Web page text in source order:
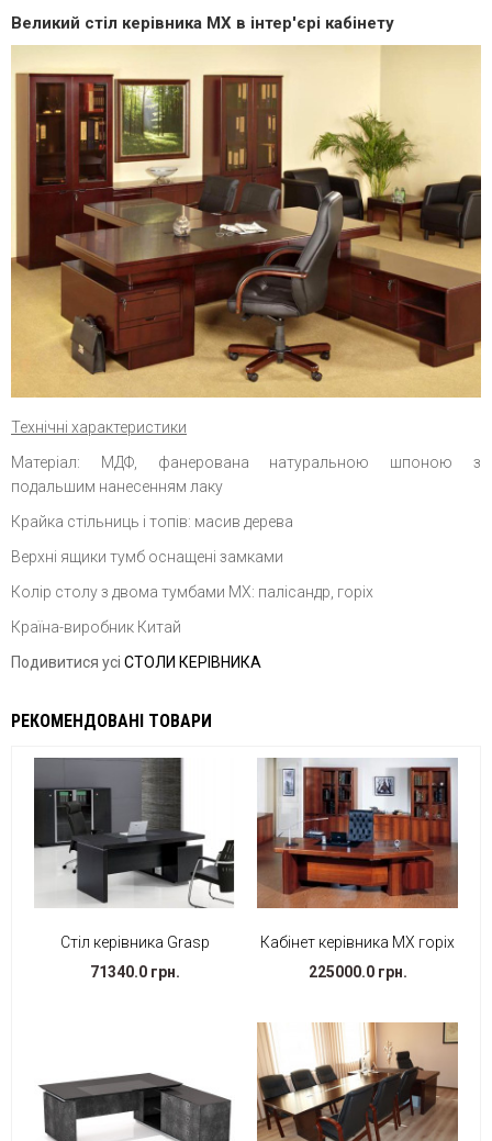
Великий стіл керівника МХ в інтер'єрі кабінету
Технічні характеристики
Матеріал: МДФ, фанерована натуральною шпоною з
подальшим нанесенням лаку
Крайка стільниць і топів: масив дерева
Верхні ящики тумб оснащені замками
Колір столу з двома тумбами МХ: палісандр, горіх
Країна-виробник Китай
Подивитися усі СТОЛИ КЕРІВНИКА
РЕКОМЕНДОВАНІ ТОВАРИ
Стіл керівника Grasp
71340.0 грн.
Кабінет керівника МХ горіх
225000.0 грн.